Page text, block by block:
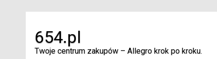
654.pl
Twoje centrum zakupów – Allegro krok po kroku.